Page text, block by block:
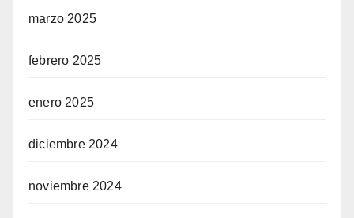
marzo 2025
febrero 2025
enero 2025
diciembre 2024
noviembre 2024